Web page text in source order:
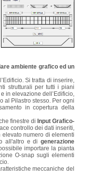
ambiente grafico ed un
Si tratta di inserire,
strutturali per tutti i piani
in elevazione dell’Edificio,
al Pilastro stesso. Per ogni
in copertura della
finestre di Input Grafico-
controllo dei dati inseriti,
numero di elementi
all'altro e digenerazione
importare la pianta
O-snap sugli elementi
meccaniche del